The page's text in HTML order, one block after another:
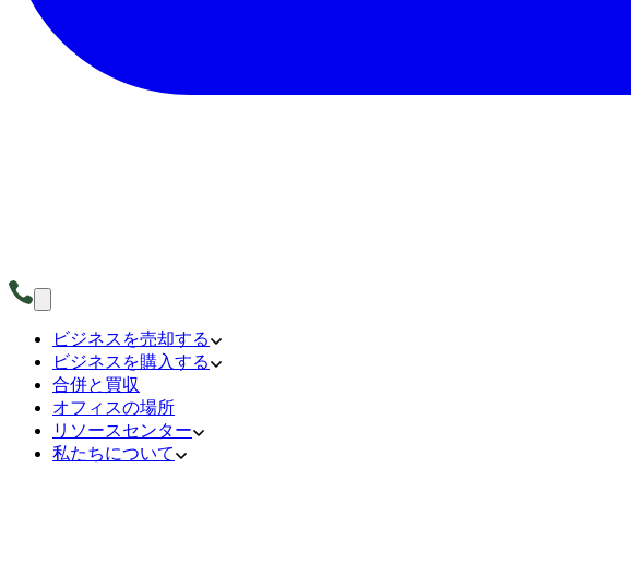
ビジネスを売却する
ビジネスを購入する
合併と買収
オフィスの場所
リソースセンター
私たちについて